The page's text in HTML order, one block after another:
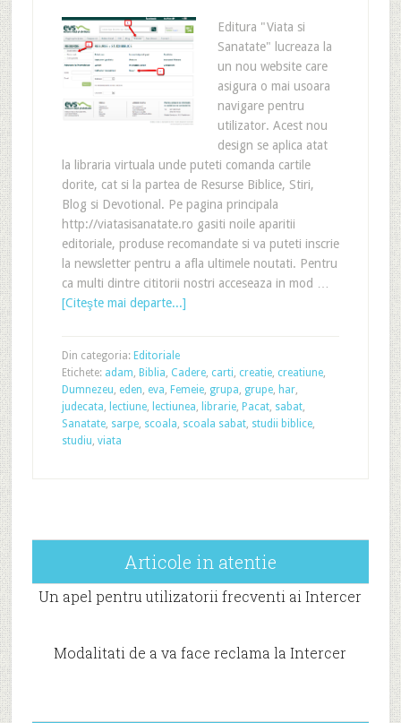
Editura "Viata si
Sanatate" lucreaza la
un nou website care
asigura o mai usoara
navigare pentru
utilizator. Acest nou
design se aplica atat
la libraria virtuala unde puteti comanda cartile
dorite, cat si la partea de Resurse Biblice, Stiri,
Blog si Devotional. Pe pagina principala
http://viatasisanatate.ro gasiti noile aparitii
editoriale, produse recomandate si va puteti inscrie
la newsletter pentru a afla ultimele noutati. Pentru
ca multi dintre cititorii nostri acceseaza in mod …
[Citeşte mai departe...]
Din categoria: Editoriale
Etichete: adam, Biblia, Cadere, carti, creatie, creatiune,
Dumnezeu, eden, eva, Femeie, grupa, grupe, har,
judecata, lectiune, lectiunea, librarie, Pacat, sabat,
Sanatate, sarpe, scoala, scoala sabat, studii biblice,
studiu, viata
Articole in atentie
Un apel pentru utilizatorii frecventi ai Intercer
Modalitati de a va face reclama la Intercer